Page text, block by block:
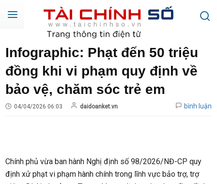
Infographic: Phạt đến 50 triệu
đồng khi vi phạm quy định về
bảo vệ, chăm sóc trẻ em
04/04/2026 06:03 daidoanket.vn bình luận
Chính phủ vừa ban hành Nghị định số 98/2026/NĐ-CP quy
định xử phạt vi phạm hành chính trong lĩnh vực bảo trợ, trợ